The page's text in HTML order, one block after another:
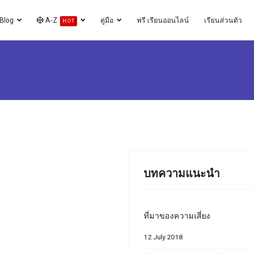
Blog A-Z HOT คู่มือ ฟรี เรียนออนไลน์ เรียนส่วนตัว
บทความแนะนำ
ที่มาของความเสี่ยง
12 July 2018